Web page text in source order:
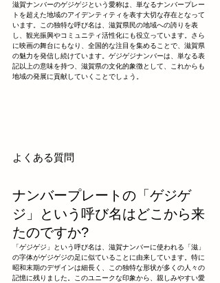
滋賀ナンバーのゲジゲジという愛称は、単なるナンバープレー
トを超えた地域のアイデンティティを表す大切な存在となって
います。この独特な呼び名は、滋賀県民の地域への誇りを表
し、観光振興やコミュニティ活性化にも役立っています。さら
に映画の舞台にもなり、全国的な注目を集めることで、滋賀県
の魅力を発信し続けています。ゲジゲジナンバーは、単なる表
記以上の意味を持つ、滋賀県の文化的象徴として、これからも
地域の発展に貢献していくことでしょう。
よくある質問
ナンバープレートの「ゲジゲ
ジ」という呼び名はどこから来
たのですか?
「ゲジゲジ」という呼び名は、滋賀ナンバーに使われる「滋」
の字体がゲジゲジの足に似ていることに由来しています。特に
昭和末期のデザインは細長く、この独特な形状が多くの人々の
記憶に残りました。このユニークな印象から、親しみやすい愛